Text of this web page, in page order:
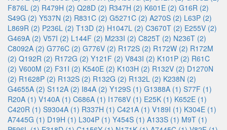
F876L (2) R479H (2) Q28D (2) R347H (2) K601E (2) G16R (2)
S49G (2) Y537N (2) R831C (2) G5271C (2) A270S (2) L63P (2)
L869R (2) P236L (2) T13D (2) H1047L (2) C3670T (2) E255V (2)
G469A (2) V57I (2) L144F (2) M233I (2) C825T (2) N236T (2)
C8092A (2) G776C (2) G776V (2) R172S (2) R172W (2) R172M
(2) Q192R (2) R172G (2) Y121F (2) V843I (2) K101P (2) R61C
(2) V600M (2) F31I (2) K540E (2) K103H (2) R132V (2) D1270N
(2) R1628P (2) R132S (2) R132G (2) R132L (2) K238N (2)
G4655A (2) S112A (2) I84A (2) Y129S (1) G1388A (1) S77F (1)
R20A (1) V140A (1) C686A (1) I1768V (1) E25K (1) K652E (1)
C420R (1) S9304A (1) R337H (1) C421A (1) V189I (1) K304E (1)
A7445G (1) D19H (1) L304P (1) Y454S (1) A133S (1) M9T (1)